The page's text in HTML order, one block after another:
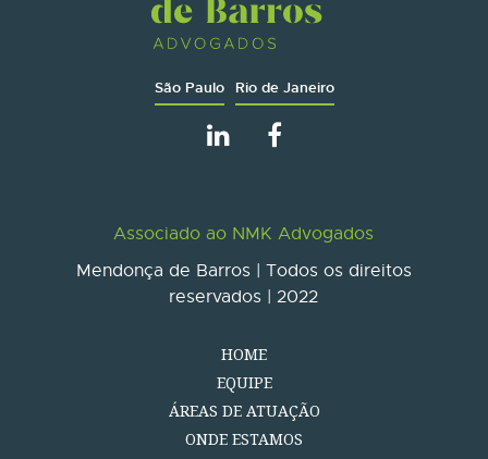
São Paulo Rio de Janeiro
Associado ao NMK Advogados
Mendonça de Barros | Todos os direitos
reservados | 2022
HOME
EQUIPE
ÁREAS DE ATUAÇÃO
ONDE ESTAMOS